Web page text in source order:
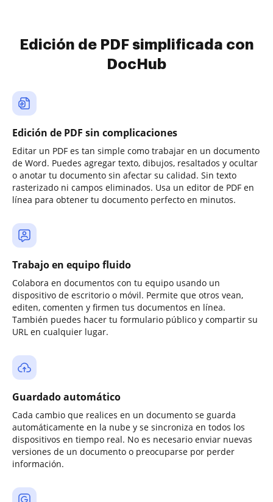
Edición de PDF simplificada con
DocHub
Edición de PDF sin complicaciones
Editar un PDF es tan simple como trabajar en un documento
de Word. Puedes agregar texto, dibujos, resaltados y ocultar
o anotar tu documento sin afectar su calidad. Sin texto
rasterizado ni campos eliminados. Usa un editor de PDF en
línea para obtener tu documento perfecto en minutos.
Trabajo en equipo fluido
Colabora en documentos con tu equipo usando un
dispositivo de escritorio o móvil. Permite que otros vean,
editen, comenten y firmen tus documentos en línea.
También puedes hacer tu formulario público y compartir su
URL en cualquier lugar.
Guardado automático
Cada cambio que realices en un documento se guarda
automáticamente en la nube y se sincroniza en todos los
dispositivos en tiempo real. No es necesario enviar nuevas
versiones de un documento o preocuparse por perder
información.